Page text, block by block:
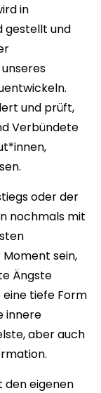
in
gestellt und
und prüft,
Verbündete
oder der
nochmals mit
sein,
Ängste
tiefe Form
innere
aber auch
den eigenen